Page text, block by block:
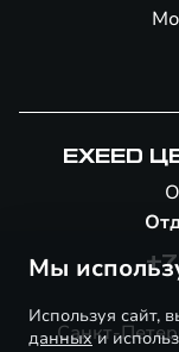
EXEED
Санкт-
Мы
Используя сайт,
данныхи